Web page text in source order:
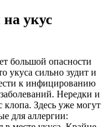
укус
большой опасности
укуса сильно зудит и
к инфицированию
Нередки и
клопа. Здесь уже могут
для аллергии: